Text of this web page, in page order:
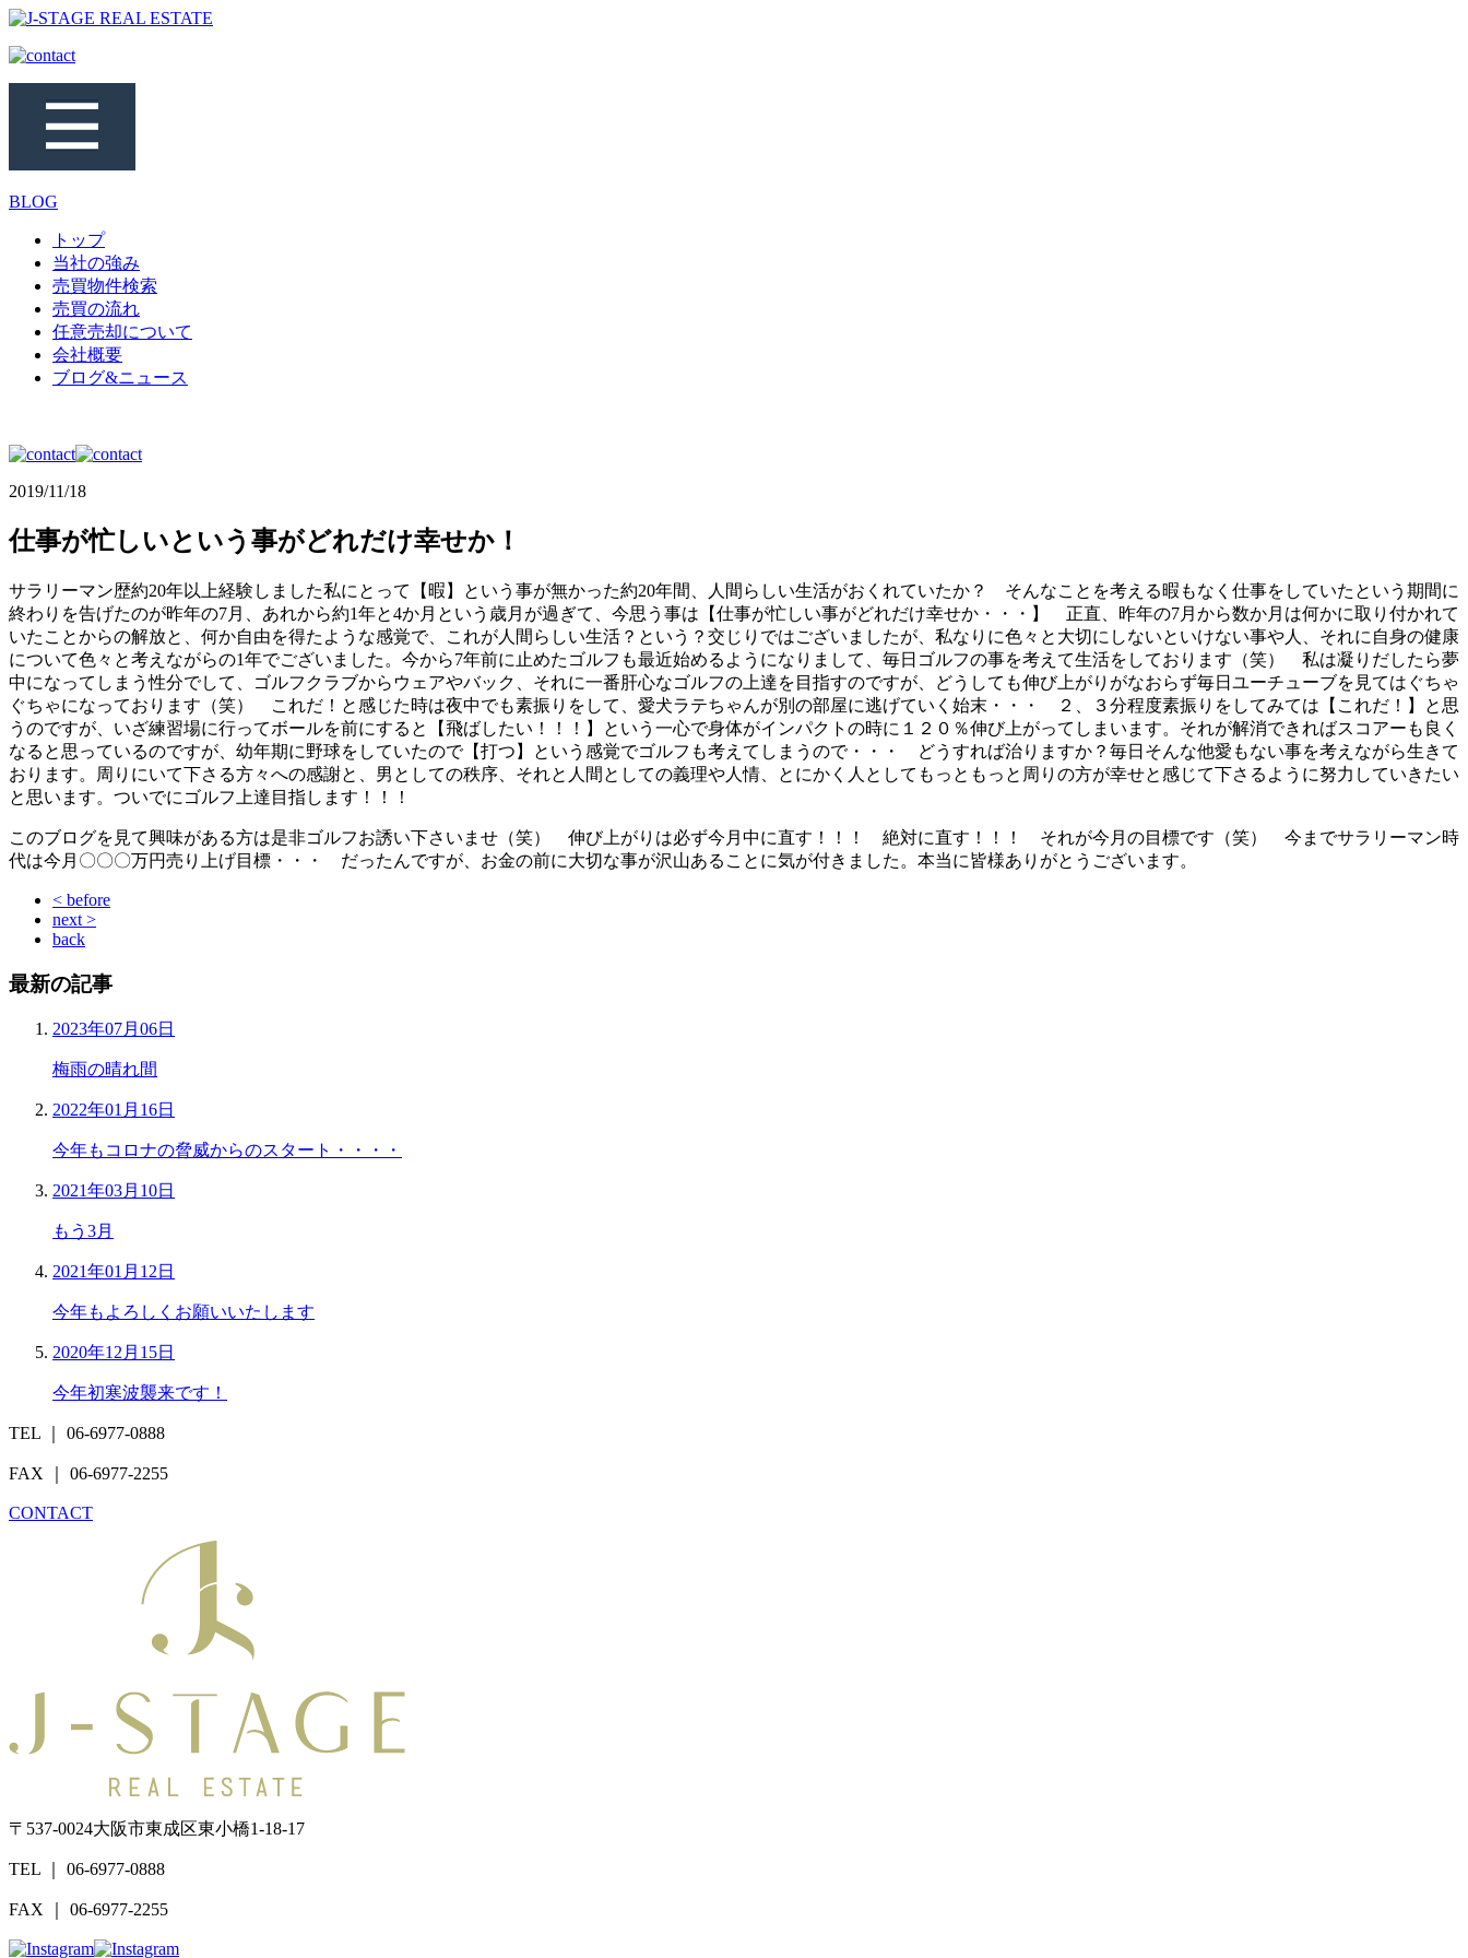
BLOG
トップ
当社の強み
売買物件検索
売買の流れ
任意売却について
会社概要
ブログ&ニュース
2019/11/18
仕事が忙しいという事がどれだけ幸せか！
サラリーマン歴約20年以上経験しました私にとって【暇】という事が無かった約20年間、人間らしい生活がおくれていたか？ そんなことを考える暇もなく仕事をしていたという期間に
終わりを告げたのが昨年の7月、あれから約1年と4か月という歳月が過ぎて、今思う事は【仕事が忙しい事がどれだけ幸せか・・・】 正直、昨年の7月から数か月は何かに取り付かれて
いたことからの解放と、何か自由を得たような感覚で、これが人間らしい生活？という？交じりではございましたが、私なりに色々と大切にしないといけない事や人、それに自身の健康
について色々と考えながらの1年でございました。今から7年前に止めたゴルフも最近始めるようになりまして、毎日ゴルフの事を考えて生活をしております（笑） 私は凝りだしたら夢
中になってしまう性分でして、ゴルフクラブからウェアやバック、それに一番肝心なゴルフの上達を目指すのですが、どうしても伸び上がりがなおらず毎日ユーチューブを見てはぐちゃ
ぐちゃになっております（笑） これだ！と感じた時は夜中でも素振りをして、愛犬ラテちゃんが別の部屋に逃げていく始末・・・ ２、３分程度素振りをしてみては【これだ！】と思
うのですが、いざ練習場に行ってボールを前にすると【飛ばしたい！！！】という一心で身体がインパクトの時に１２０％伸び上がってしまいます。それが解消できればスコアーも良く
なると思っているのですが、幼年期に野球をしていたので【打つ】という感覚でゴルフも考えてしまうので・・・ どうすれば治りますか？毎日そんな他愛もない事を考えながら生きて
おります。周りにいて下さる方々への感謝と、男としての秩序、それと人間としての義理や人情、とにかく人としてもっともっと周りの方が幸せと感じて下さるように努力していきたい
と思います。ついでにゴルフ上達目指します！！！
このブログを見て興味がある方は是非ゴルフお誘い下さいませ（笑） 伸び上がりは必ず今月中に直す！！！ 絶対に直す！！！ それが今月の目標です（笑） 今までサラリーマン時
代は今月〇〇〇万円売り上げ目標・・・ だったんですが、お金の前に大切な事が沢山あることに気が付きました。本当に皆様ありがとうございます。
< before
next >
back
最新の記事
2023年07月06日
梅雨の晴れ間
2022年01月16日
今年もコロナの脅威からのスタート・・・・
2021年03月10日
もう3月
2021年01月12日
今年もよろしくお願いいたします
2020年12月15日
今年初寒波襲来です！
TEL ｜ 06-6977-0888
FAX ｜ 06-6977-2255
CONTACT
〒537-0024大阪市東成区東小橋1-18-17
TEL ｜ 06-6977-0888
FAX ｜ 06-6977-2255